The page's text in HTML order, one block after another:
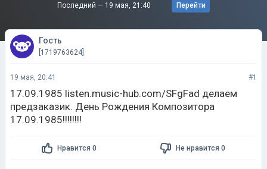
Последний — 19 мая, 21:40 Перейти
Гость
[1719763624]
19 мая, 20:41 #1
17.09.1985 listen.music-hub.com/SFgFad делаем
предзаказик. День Рождения Композитора
17.09.1985!!!!!!!!
Нравится 0 Не нравится 0